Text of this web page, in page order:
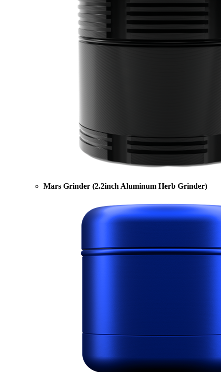
Mars Grinder (2.2inch Aluminum Herb Grinder)